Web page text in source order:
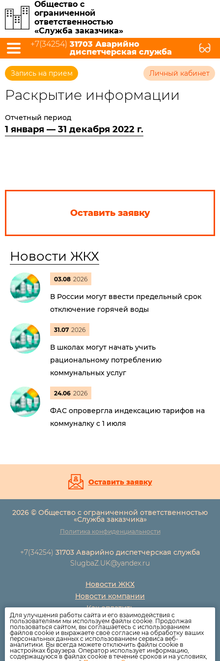
Общество с
ограниченной
ответственностью
«Служба заказчика»
+7(34254) 31703 Аварийно
диспетчерская служба
Запись на прием Личный кабинет
Раскрытие информации
Отчетный период
1 января — 31 декабря 2022 г.
Оставить заявку
Новости ЖКХ
03.08 2026
В России могут ввести предельный срок
отключение горячей воды
31.07 2026
В школах могут начать учить
рациональному потреблению
коммунальных услуг
24.06 2026
ФАС опровергла индексацию тарифов на
коммуналку с 1 июля
Оставить заявку
2026 © Общество с ограниченной ответственностью
«Служба заказчика»
Политика конфиденциальности
+7(34254) 31703 Аварийно диспетчерская служба
SlugbaZ.UK@yandex.ru
Новости ЖКХ
Новости компании
Как оплатить
Дома
Раскрытие информации
Вопросы
Для улучшения работы сайта и его взаимодействия с
пользователями мы используем файлы cookie. Продолжая
пользоваться сайтом, вы соглашаетесь с использованием
файлов cookie и выражаете своё согласие на обработку ваших
персональных данных с использованием сервиса веб-
аналитики. Вы всегда можете отключить файлы cookie в
настройках браузера. Оператор использует информацию,
содержащуюся в файлах cookie в течение сроков и на условиях,